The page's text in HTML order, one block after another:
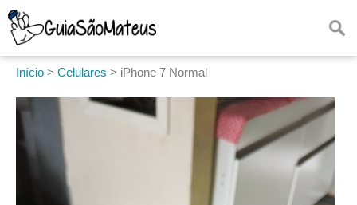
Início > Celulares > iPhone 7 Normal